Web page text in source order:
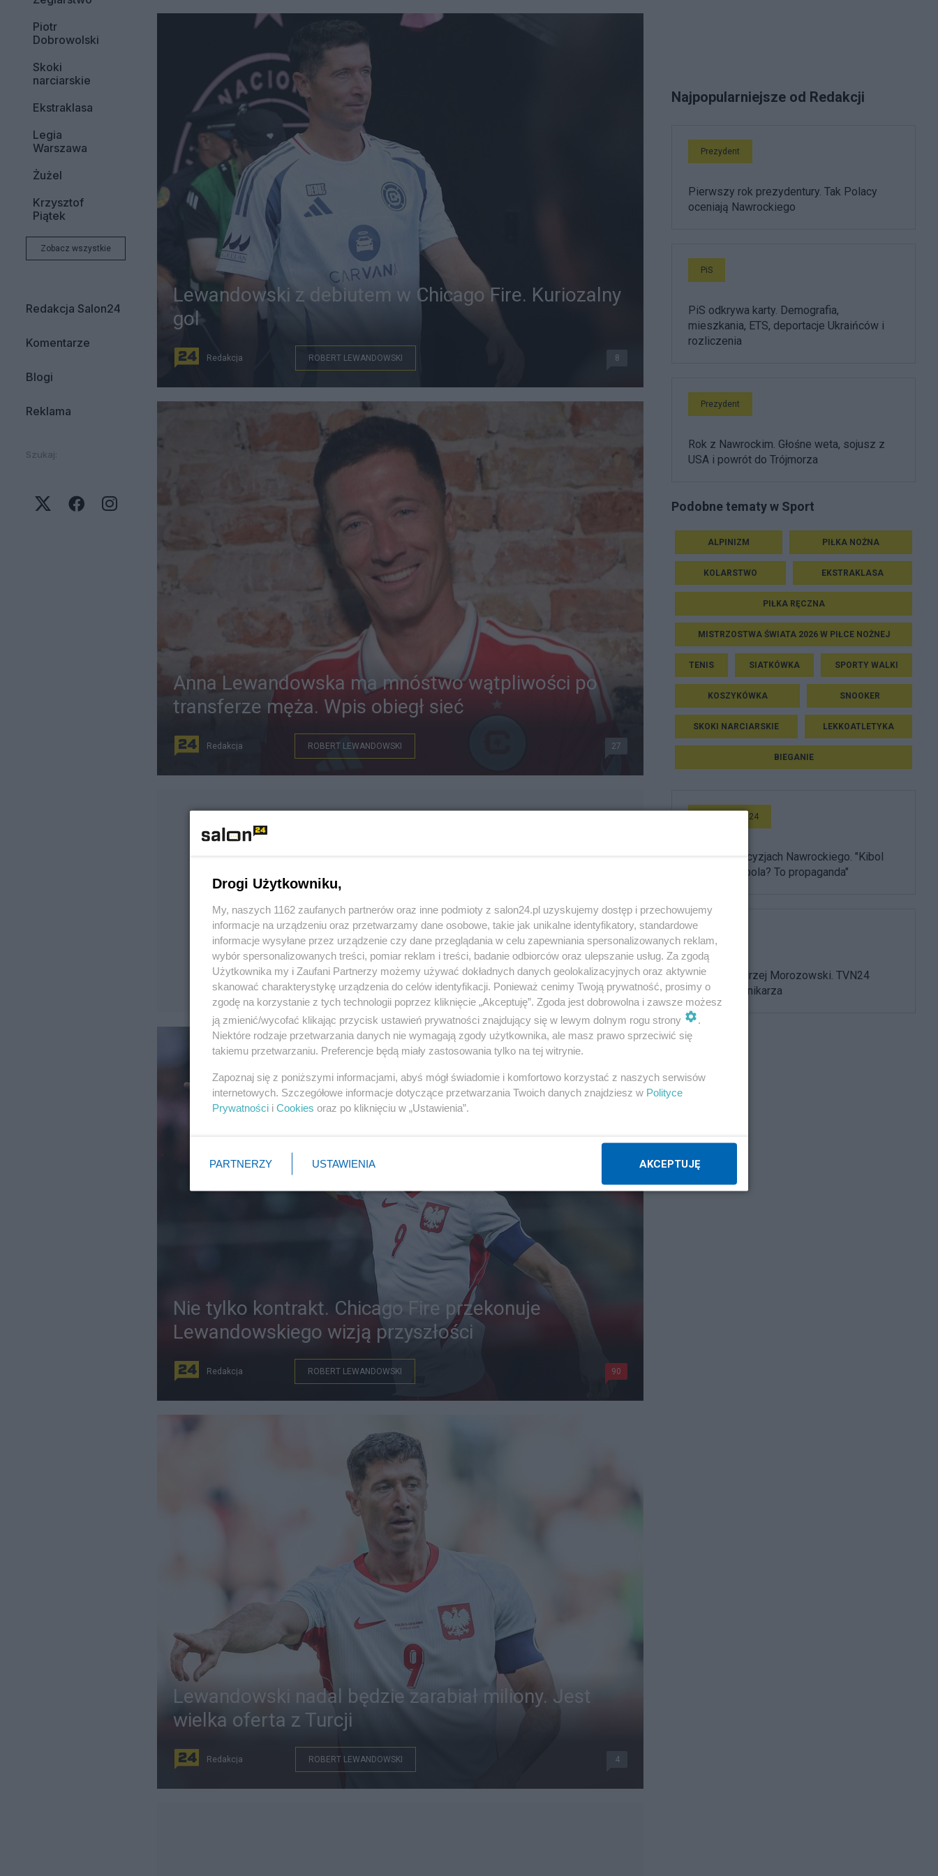
Piotr
Dobrowolski
Skoki
narciarskie
Ekstraklasa
Legia
Warszawa
Żużel
Krzysztof
Piątek
Zobacz wszystkie
Redakcja Salon24
Komentarze
Blogi
Reklama
Szukaj:
Lewandowski z debiutem w Chicago Fire. Kuriozalny
gol
Redakcja ROBERT LEWANDOWSKI 8
Anna Lewandowska ma mnóstwo wątpliwości po
transferze męża. Wpis obiegł sieć
Redakcja ROBERT LEWANDOWSKI 27
Nie tylko kontrakt. Chicago Fire przekonuje
Lewandowskiego wizją przyszłości
Redakcja ROBERT LEWANDOWSKI 90
Lewandowski nadal będzie zarabiał miliony. Jest
wielka oferta z Turcji
Redakcja ROBERT LEWANDOWSKI 4
Najpopularniejsze od Redakcji
Prezydent
Pierwszy rok prezydentury. Tak Polacy
oceniają Nawrockiego
PiS
PiS odkrywa karty. Demografia,
mieszkania, ETS, deportacje Ukraińców i
rozliczenia
Prezydent
Rok z Nawrockim. Głośne weta, sojusz z
USA i powrót do Trójmorza
Podobne tematy w Sport
ALPINIZM PIŁKA NOŻNA
KOLARSTWO EKSTRAKLASA
PIŁKA RĘCZNA
MISTRZOSTWA ŚWIATA 2026 W PIŁCE NOŻNEJ
TENIS SIATKÓWKA SPORTY WALKI
KOSZYKÓWKA SNOOKER
SKOKI NARCIARSKIE LEKKOATLETYKA
BIEGANIE
Wideo Salon24
Burza po decyzjach Nawrockiego. "Kibol
ułaskawił kibola? To propaganda"
Nie żyje Andrzej Morozowski. TVN24
żegna dziennikarza
Drogi Użytkowniku,
My, naszych 1162 zaufanych partnerów oraz inne podmioty z salon24.pl uzyskujemy dostęp i przechowujemy
informacje na urządzeniu oraz przetwarzamy dane osobowe, takie jak unikalne identyfikatory, standardowe
informacje wysyłane przez urządzenie czy dane przeglądania w celu zapewniania spersonalizowanych reklam,
wybór spersonalizowanych treści, pomiar reklam i treści, badanie odbiorców oraz ulepszanie usług. Za zgodą
Użytkownika my i Zaufani Partnerzy możemy używać dokładnych danych geolokalizacyjnych oraz aktywnie
skanować charakterystykę urządzenia do celów identyfikacji. Ponieważ cenimy Twoją prywatność, prosimy o
zgodę na korzystanie z tych technologii poprzez kliknięcie „Akceptuję”. Zgoda jest dobrowolna i zawsze możesz
ją zmienić/wycofać klikając przycisk ustawień prywatności znajdujący się w lewym dolnym rogu strony
.
Niektóre rodzaje przetwarzania danych nie wymagają zgody użytkownika, ale masz prawo sprzeciwić się
takiemu przetwarzaniu. Preferencje będą miały zastosowania tylko na tej witrynie.
Zapoznaj się z poniższymi informacjami, abyś mógł świadomie i komfortowo korzystać z naszych serwisów
internetowych. Szczegółowe informacje dotyczące przetwarzania Twoich danych znajdziesz w Polityce
Prywatności i Cookies oraz po kliknięciu w „Ustawienia”.
PARTNERZY USTAWIENIA AKCEPTUJĘ